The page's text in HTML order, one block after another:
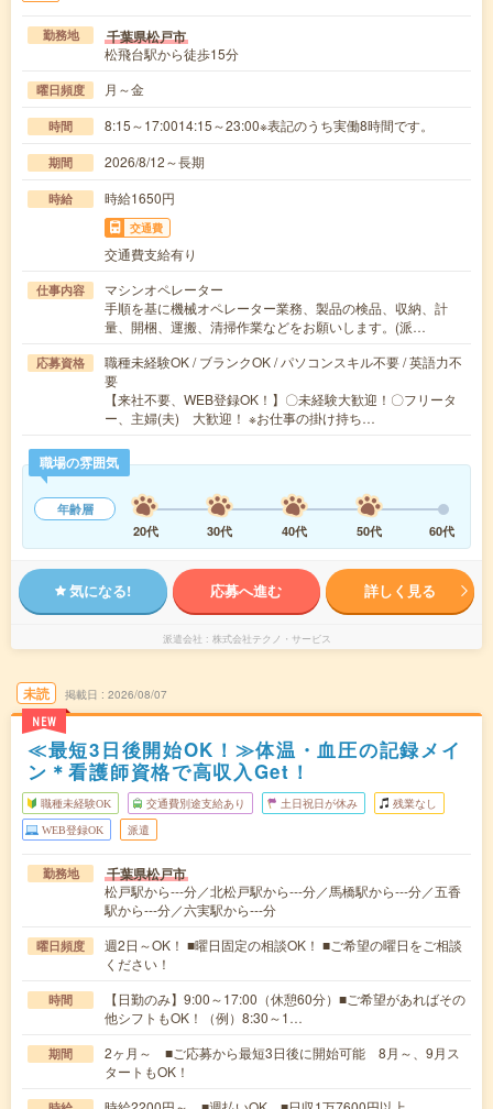
勤務地 千葉県松戸市
松飛台駅から徒歩15分
曜日頻度 月～金
時間 8:15～17:0014:15～23:00※表記のうち実働8時間です。
期間 2026/8/12～長期
時給 時給1650円
交通費
交通費支給有り
仕事内容
マシンオペレーター
手順を基に機械オペレーター業務、製品の検品、収納、計
量、開梱、運搬、清掃作業などをお願いします。(派…
応募資格
職種未経験OK / ブランクOK / パソコンスキル不要 / 英語力不
要
【来社不要、WEB登録OK！】〇未経験大歓迎！〇フリータ
ー、主婦(夫) 大歓迎！ ※お仕事の掛け持ち…
職場の雰囲気
年齢層
20代
30代 40代 50代 60代
気になる! 応募へ進む 詳しく見る
派遣会社 株式会社テクノ・サービス
未読
NEW
掲載日 2026/08/07
≪最短3日後開始OK！≫体温・血圧の記録メイ
ン＊看護師資格で高収入Get！
職種未経験OK 交通費別途支給あり 土日祝日が休み 残業なし
WEB登録OK 派遣
勤務地 千葉県松戸市
松戸駅から---分／北松戸駅から---分／馬橋駅から---分／五香
駅から---分／六実駅から---分
曜日頻度
週2日～OK！ ■曜日固定の相談OK！ ■ご希望の曜日をご相談
ください！
時間
【日勤のみ】9:00～17:00（休憩60分）■ご希望があればその
他シフトもOK！（例）8:30～1…
期間
2ヶ月～ ■ご応募から最短3日後に開始可能 8月～、9月ス
タートもOK！